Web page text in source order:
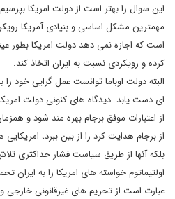
این سوال را بهتر است از دولت امریکا
مهمترین مشکل اساسی و بنیادی آمریکا
است که اجازه نمی دهد دولت امریکا بطور
کرده و رویکردی نسبت به ایران اتخاذ کند.
البته دولت اوباما توانست عمل گرایی خود
ای دست یابد. دیدگاه های کنونی دولت
از اعتبارات موفق برجام بهره مند شود و
از برجام هدایت کرد را از بین ببرد،
بلکه آنها از طریق سیاست فشار حداکثری تلاش
اولتیماتوم خواسته های امریکا را به ایران
عبارت است از تحریم های غیرقانونی خارجی